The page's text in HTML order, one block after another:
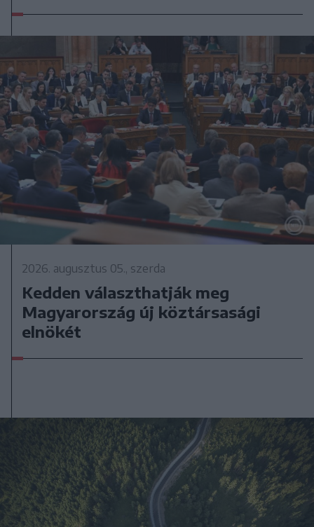
2026. augusztus 05., szerda
Kedden választhatják meg
Magyarország új köztársasági
elnökét